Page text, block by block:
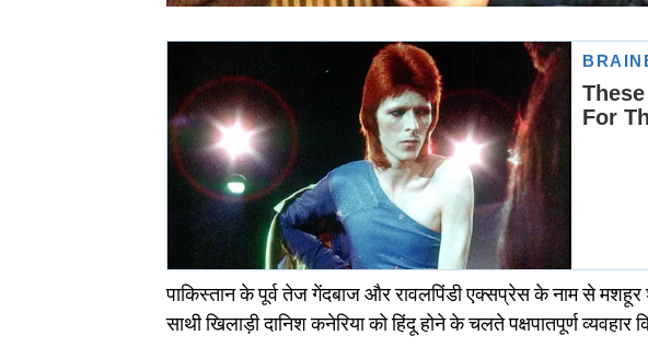
पाकिस्तान के पूर्व तेज गेंदबाज और रावलपिंडी एक्सप्रेस के नाम से
साथी खिलाड़ी दानिश कनेरिया को हिंदू होने के चलते पक्षपातपूर्ण व्यवहार